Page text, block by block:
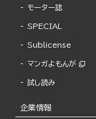
モーター誌
SPECIAL
Sublicense
マンガよもんが
試し読み
企業情報